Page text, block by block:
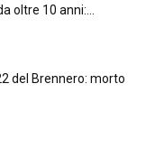
oltre 10 anni:...
del Brennero: morto